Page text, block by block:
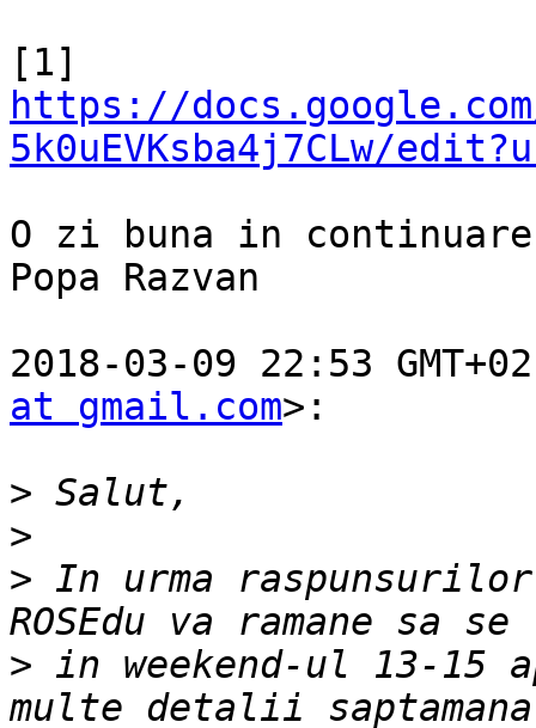
https://docs.google.com/
5k0uEVKsba4j7CLw/
O zi buna in
Popa Razvan
2018-03-09 22:53
at gmail.com>:
>
>
> In urma
> in weekend-ul 13-